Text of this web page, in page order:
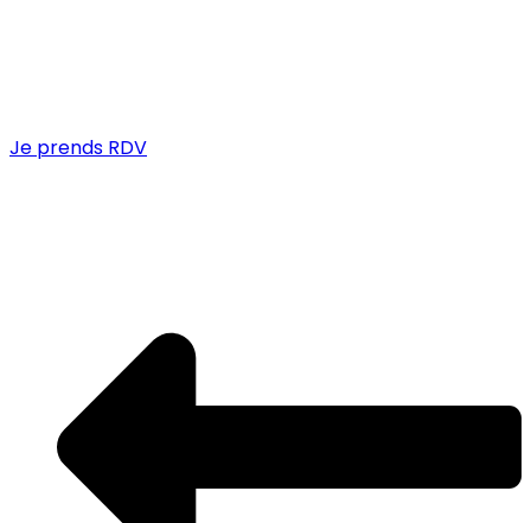
Je prends RDV